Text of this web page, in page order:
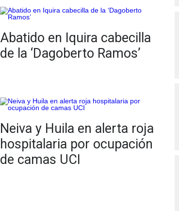
Abatido en Iquira cabecilla
de la ‘Dagoberto Ramos’
Neiva y Huila en alerta roja
hospitalaria por ocupación
de camas UCI